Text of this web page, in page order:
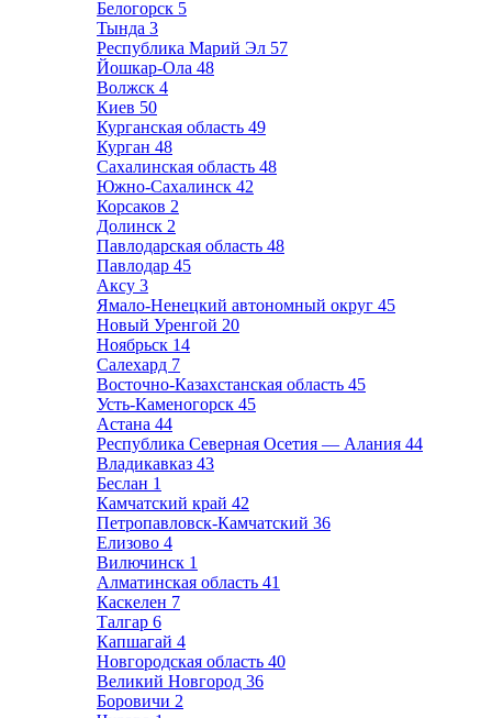
Белогорск 5
Тында 3
Республика Марий Эл 57
Йошкар-Ола 48
Волжск 4
Киев 50
Курганская область 49
Курган 48
Сахалинская область 48
Южно-Сахалинск 42
Корсаков 2
Долинск 2
Павлодарская область 48
Павлодар 45
Аксу 3
Ямало-Ненецкий автономный округ 45
Новый Уренгой 20
Ноябрьск 14
Салехард 7
Восточно-Казахстанская область 45
Усть-Каменогорск 45
Астана 44
Республика Северная Осетия — Алания 44
Владикавказ 43
Беслан 1
Камчатский край 42
Петропавловск-Камчатский 36
Елизово 4
Вилючинск 1
Алматинская область 41
Каскелен 7
Талгар 6
Капшагай 4
Новгородская область 40
Великий Новгород 36
Боровичи 2